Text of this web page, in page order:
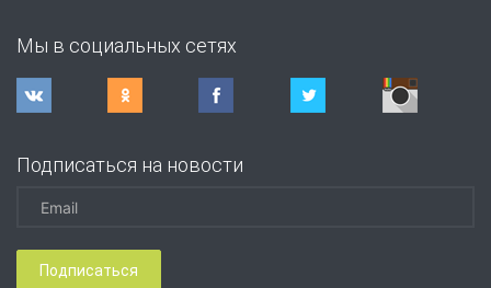
Мы в социальных сетях
Подписаться на новости
Подписаться